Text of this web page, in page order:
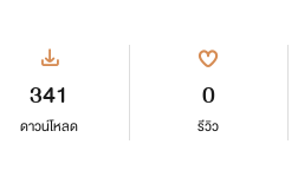
341
ดาวน์โหลด
0
รีวิว